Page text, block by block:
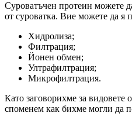
Суроватъчен протеин можете
от суроватка. Вие можете да я
Хидролиза;
Филтрация;
Йонен обмен;
Ултрафилтрация;
Микрофилтрация.
Като заговорихме за видовете
споменем как бихме могли да